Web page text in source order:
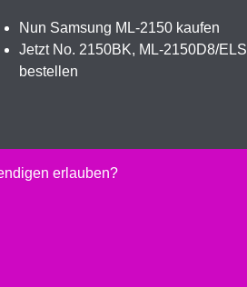
Nun Samsung ML-2150 kaufen
Jetzt No. 2150BK, ML-2150D8/ELS
bestellen
erlauben?